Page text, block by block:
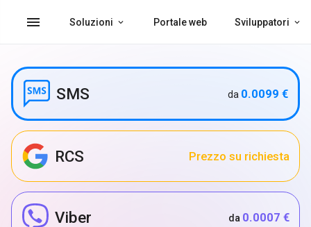
menu Soluzioni Portale web Sviluppatori
SMS da 0.0099 €
RCS Prezzo su richiesta
Viber da 0.0007 €